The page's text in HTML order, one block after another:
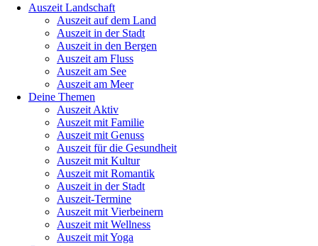
Auszeit Landschaft
Auszeit auf dem Land
Auszeit in der Stadt
Auszeit in den Bergen
Auszeit am Fluss
Auszeit am See
Auszeit am Meer
Deine Themen
Auszeit Aktiv
Auszeit mit Familie
Auszeit mit Genuss
Auszeit für die Gesundheit
Auszeit mit Kultur
Auszeit mit Romantik
Auszeit in der Stadt
Auszeit-Termine
Auszeit mit Vierbeinern
Auszeit mit Wellness
Auszeit mit Yoga